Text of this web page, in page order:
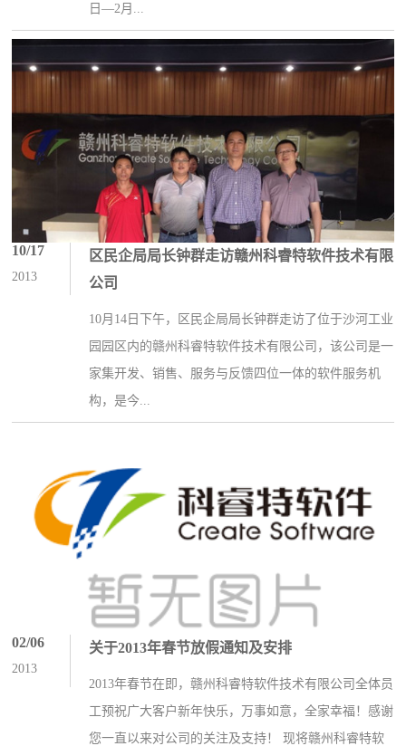
日—2月...
10/17
2013
区民企局局长钟群走访赣州科睿特软件技术有限
公司
10月14日下午，区民企局局长钟群走访了位于沙河工业
园园区内的赣州科睿特软件技术有限公司，该公司是一
家集开发、销售、服务与反馈四位一体的软件服务机
构，是今...
02/06
2013
关于2013年春节放假通知及安排
2013年春节在即，赣州科睿特软件技术有限公司全体员
工预祝广大客户新年快乐，万事如意，全家幸福！感谢
您一直以来对公司的关注及支持！ 现将赣州科睿特软